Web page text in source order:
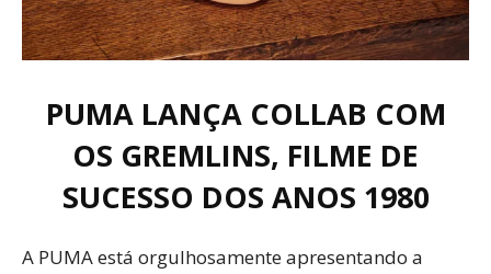
PUMA LANÇA COLLAB COM
OS GREMLINS, FILME DE
SUCESSO DOS ANOS 1980
A PUMA está orgulhosamente apresentando a